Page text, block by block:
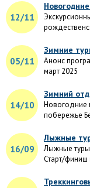
12/11
05/11
Зимние
Анонс
март 2025
14/10
Зимний
Новогодние
побережье
16/09
Лыжные
Лыжные туры
Старт/финиш